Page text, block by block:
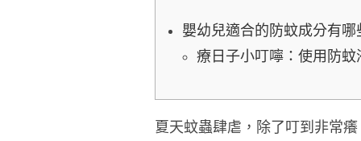
嬰幼兒適合的防蚊成分有哪
療日子小叮嚀：使用防蚊
夏天蚊蟲肆虐，除了叮到非常